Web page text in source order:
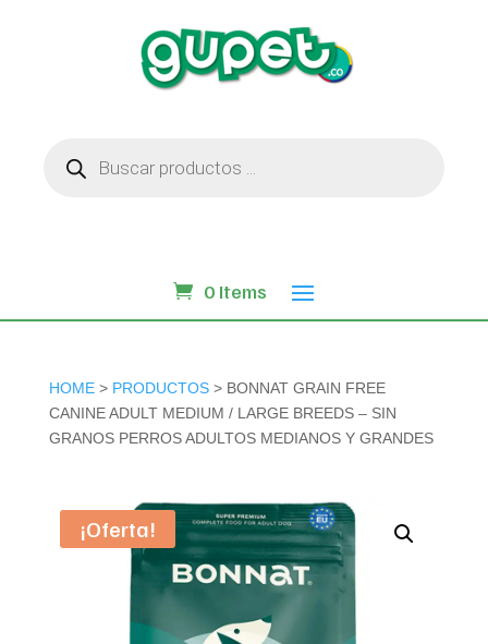
productos
0 Items
HOME> PRODUCTOS> BONNAT GRAIN FREE
CANINE ADULT MEDIUM / LARGE BREEDS – SIN
GRANOS PERROS ADULTOS MEDIANOS Y GRANDES
¡Oferta!